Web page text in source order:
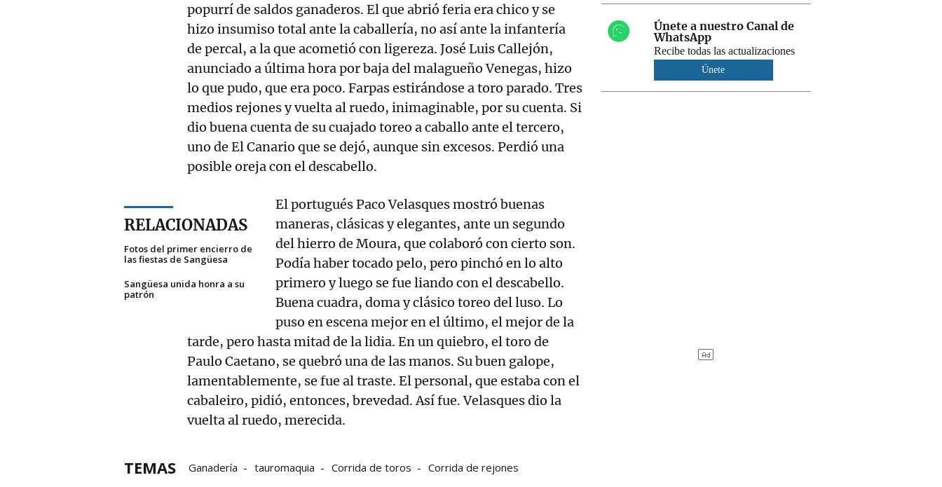
popurrí de saldos ganaderos. El que abrió feria era chico y se
hizo insumiso total ante la caballería, no así ante la infantería
de percal, a la que acometió con ligereza. José Luis Callejón,
anunciado a última hora por baja del malagueño Venegas, hizo
lo que pudo, que era poco. Farpas estirándose a toro parado. Tres
medios rejones y vuelta al ruedo, inimaginable, por su cuenta. Si
dio buena cuenta de su cuajado toreo a caballo ante el tercero,
uno de El Canario que se dejó, aunque sin excesos. Perdió una
posible oreja con el descabello.
RELACIONADAS
Fotos del primer encierro de
las fiestas de Sangüesa
Sangüesa unida honra a su
patrón
El portugués Paco Velasques mostró buenas
maneras, clásicas y elegantes, ante un segundo
del hierro de Moura, que colaboró con cierto son.
Podía haber tocado pelo, pero pinchó en lo alto
primero y luego se fue liando con el descabello.
Buena cuadra, doma y clásico toreo del luso. Lo
puso en escena mejor en el último, el mejor de la
tarde, pero hasta mitad de la lidia. En un quiebro, el toro de
Paulo Caetano, se quebró una de las manos. Su buen galope,
lamentablemente, se fue al traste. El personal, que estaba con el
cabaleiro, pidió, entonces, brevedad. Así fue. Velasques dio la
vuelta al ruedo, merecida.
TEMAS Ganadería tauromaquia Corrida de toros Corrida de rejones
Únete a nuestro Canal de
WhatsApp
Recibe todas las actualizaciones
Únete